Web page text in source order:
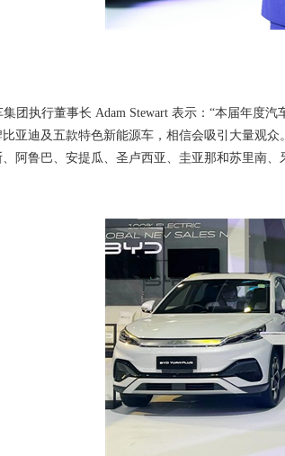
集团执行董事长 Adam Stewart 表示：“本届年度汽
亚迪及五款特色新能源车，相信会吸引 大量观众。
、阿鲁巴、安提瓜、圣卢西亚、圭亚那和苏里南